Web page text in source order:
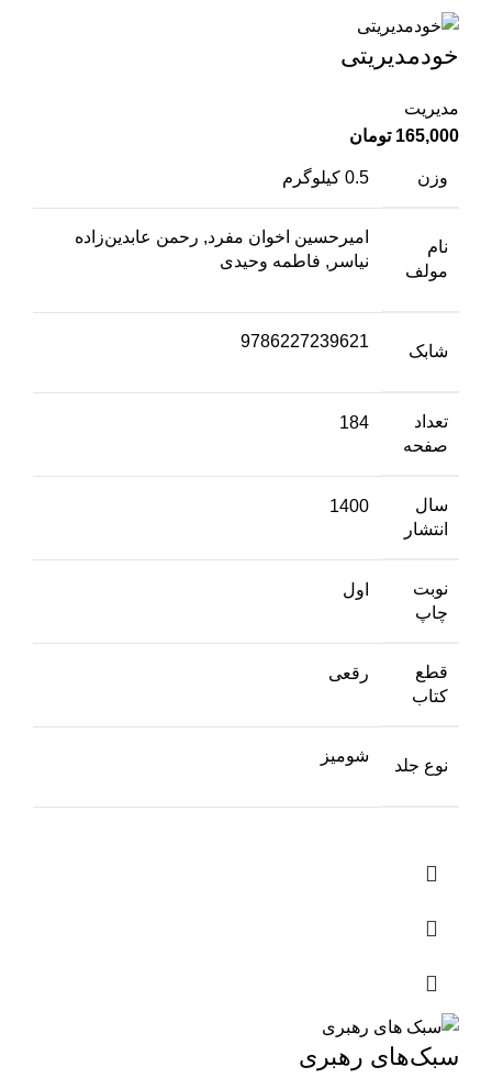
خودمدیریتی
مدیریت
165,000 تومان
وزن 0.5 کیلوگرم
نام
مولف
امیرحسین اخوان مفرد, رحمن عابدین‌زاده
نیاسر, فاطمه وحیدی
شابک
9786227239621
تعداد
صفحه
184
سال
انتشار
1400
نوبت
چاپ
اول
قطع
کتاب
رقعی
نوع جلد
شومیز
سبک‌‌های رهبری